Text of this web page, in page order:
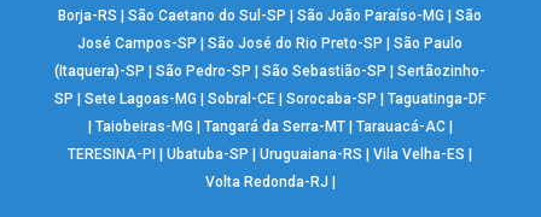
Borja-RS
|São Caetano do Sul-SP |São João Paraíso-MG |São
José Campos-SP
|São José do Rio Preto-SP |São Paulo
(Itaquera)-SP
|São Pedro-SP |São Sebastião-SP |Sertãozinho-
SP
|Sete Lagoas-MG |Sobral-CE |Sorocaba-SP |Taguatinga-DF
Taiobeiras-MG Tangará da Serra-MT| Tarauacá-AC|
TERESINA-PI
|Ubatuba-SP |Uruguaiana-RS |Vila Velha-ES
Volta Redonda-RJ